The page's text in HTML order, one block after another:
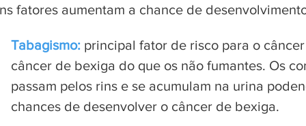
fatores aumentam a chance de
Tabagismo: principal fator de risco para o
câncer de bexiga do que os não fumantes. Os
passam pelos rins e se acumulam na urina
chances de desenvolver o câncer de bexiga.